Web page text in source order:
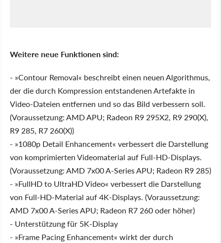
Weitere neue Funktionen sind:
- »Contour Removal« beschreibt einen neuen Algorithmus,
der die durch Kompression entstandenen Artefakte in
Video-Dateien entfernen und so das Bild verbessern soll.
(Voraussetzung: AMD APU; Radeon R9 295X2, R9 290(X),
R9 285, R7 260(X))
- »1080p Detail Enhancement« verbessert die Darstellung
von komprimierten Videomaterial auf Full-HD-Displays.
(Voraussetzung: AMD 7x00 A-Series APU; Radeon R9 285)
- »FullHD to UltraHD Video« verbessert die Darstellung
von Full-HD-Material auf 4K-Displays. (Voraussetzung:
AMD 7x00 A-Series APU; Radeon R7 260 oder höher)
- Unterstützung für 5K-Display
- »Frame Pacing Enhancement« wirkt der durch